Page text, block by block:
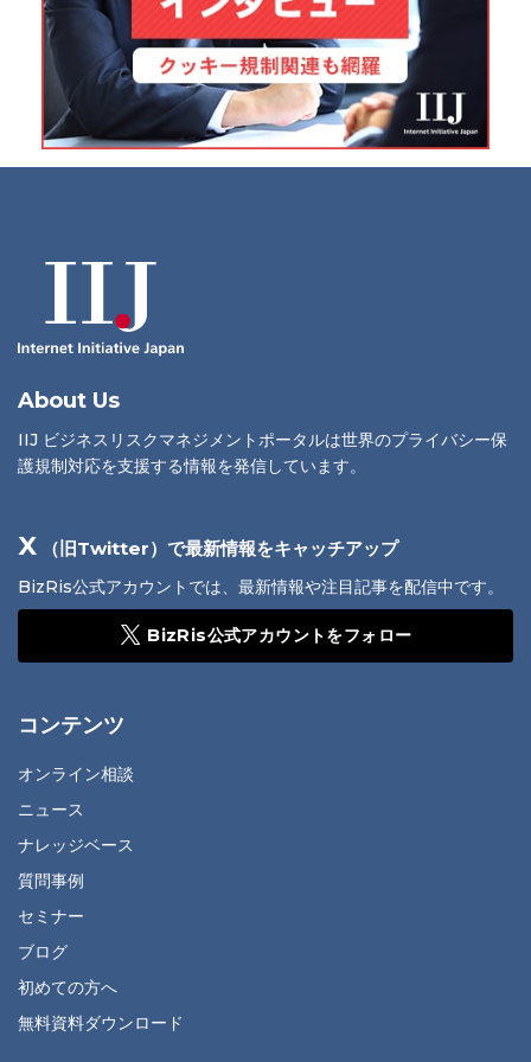
About Us
IIJ ビジネスリスクマネジメントポータルは世界のプライバシー保
護規制対応を支援する情報を発信しています。
X （旧Twitter）で最新情報をキャッチアップ
BizRis公式アカウントでは、最新情報や注目記事を配信中です。
BizRis公式アカウントをフォロー
コンテンツ
オンライン相談
ニュース
ナレッジベース
質問事例
セミナー
ブログ
初めての方へ
無料資料ダウンロード